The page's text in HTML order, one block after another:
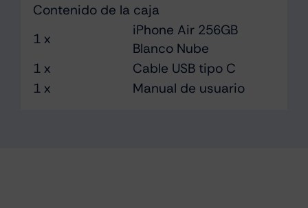
Contenido de la caja
1 x
iPhone Air 256GB
Blanco Nube
1 x
Cable USB tipo C
1 x
Manual de usuario